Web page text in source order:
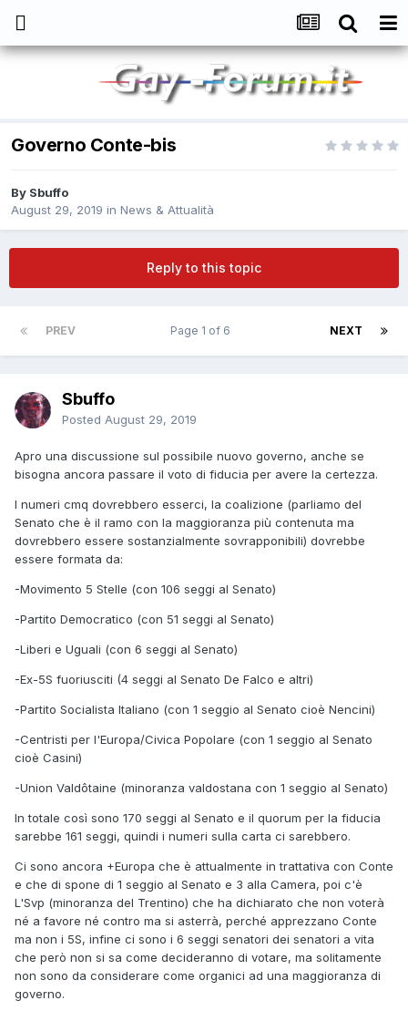
Governo Conte-bis
By Sbuffo
August 29, 2019 in News & Attualità
Reply to this topic
PREV NEXT
Page 1 of 6
Sbuffo
Posted August 29, 2019
Apro una discussione sul possibile nuovo governo, anche se
bisogna ancora passare il voto di fiducia per avere la certezza.
I numeri cmq dovrebbero esserci, la coalizione (parliamo del
Senato che è il ramo con la maggioranza più contenuta ma
dovrebbero essere sostanzialmente sovrapponibili) dovrebbe
essere formata da:
-Movimento 5 Stelle (con 106 seggi al Senato)
-Partito Democratico (con 51 seggi al Senato)
-Liberi e Uguali (con 6 seggi al Senato)
-Ex-5S fuoriusciti (4 seggi al Senato De Falco e altri)
-Partito Socialista Italiano (con 1 seggio al Senato cioè Nencini)
-Centristi per l'Europa/Civica Popolare (con 1 seggio al Senato
cioè Casini)
-Union Valdôtaine (minoranza valdostana con 1 seggio al Senato)
In totale così sono 170 seggi al Senato e il quorum per la fiducia
sarebbe 161 seggi, quindi i numeri sulla carta ci sarebbero.
Ci sono ancora +Europa che è attualmente in trattativa con Conte
e che di spone di 1 seggio al Senato e 3 alla Camera, poi c'è
L'Svp (minoranza del Trentino) che ha dichiarato che non voterà
né a favore né contro ma si asterrà, perché apprezzano Conte
ma non i 5S, infine ci sono i 6 seggi senatori dei senatori a vita
che però non si sa come decideranno di votare, ma solitamente
non sono da considerare come organici ad una maggioranza di
governo.